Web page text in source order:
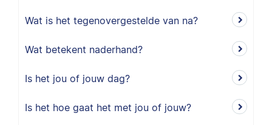
Wat is het tegenovergestelde van na?
Wat betekent naderhand?
Is het jou of jouw dag?
Is het hoe gaat het met jou of jouw?